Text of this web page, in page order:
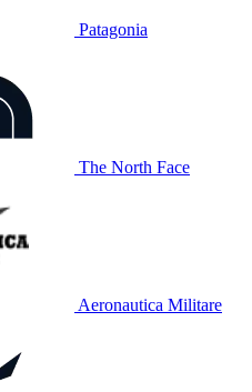
Patagonia
The North Face
Aeronautica Militare